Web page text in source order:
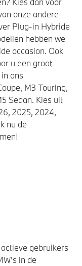
onze andere
Plug-in Hybride
hebben we
occasion. Ook
u een groot
ons
M3 Touring,
Sedan. Kies uit
2025, 2024,
nu de
gebruikers
in de